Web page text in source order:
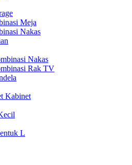
Meja
Nakas
Nakas
Rak TV
Kabinet
L